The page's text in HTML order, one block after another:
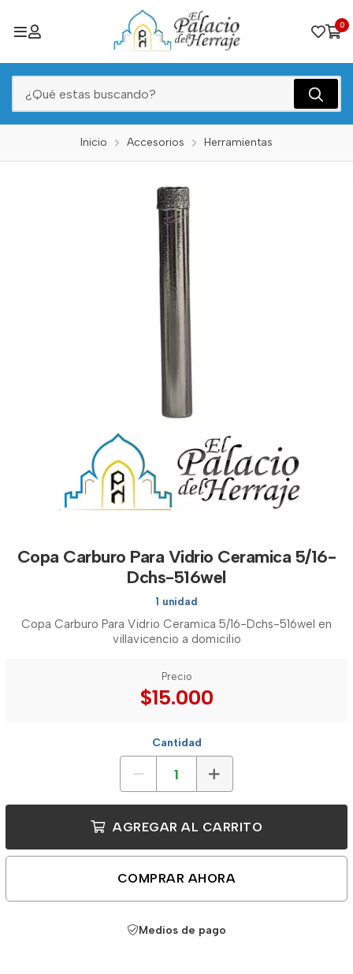
0
Inicio Accesorios Herramientas
Copa Carburo Para Vidrio Ceramica 5/16-
Dchs-516wel
1 unidad
Copa Carburo Para Vidrio Ceramica 5/16-Dchs-516wel en
villavicencio a domicilio
Precio
$15.000
Cantidad
AGREGAR AL CARRITO
COMPRAR AHORA
Medios de pago